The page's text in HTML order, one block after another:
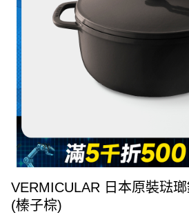
VERMICULAR 日本原裝琺
(榛子棕)